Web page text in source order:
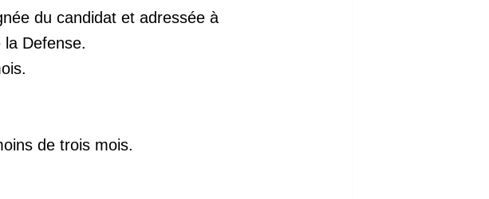
du candidat et adressée à
Defense.
de trois mois.